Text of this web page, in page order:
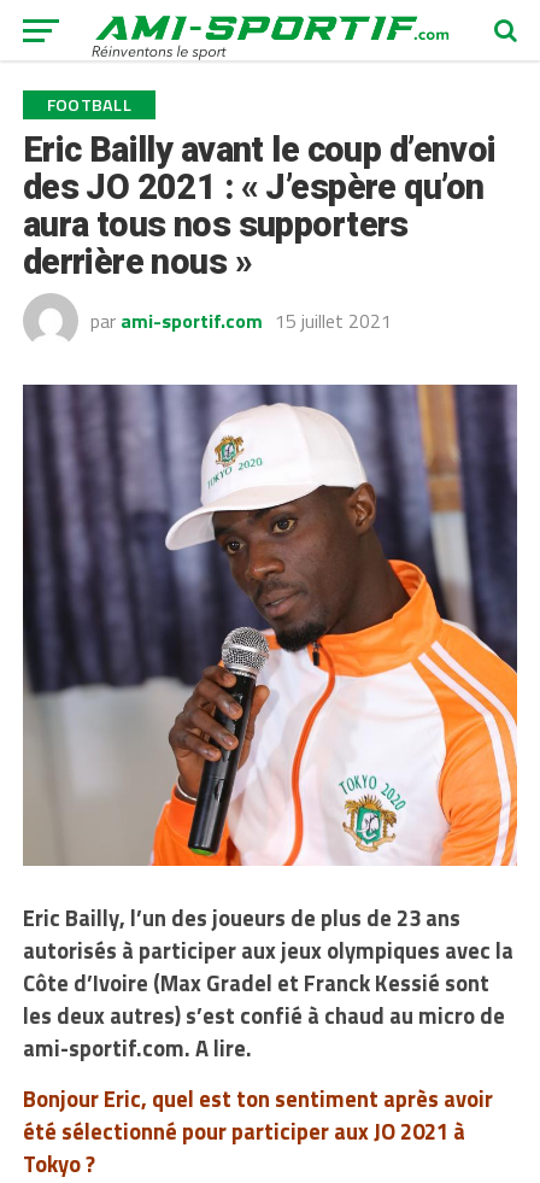
FOOTBALL
Eric Bailly avant le coup d’envoi
des JO 2021 : « J’espère qu’on
aura tous nos supporters
derrière nous »
par ami-sportif.com 15 juillet 2021
Eric Bailly, l’un des joueurs de plus de 23 ans
autorisés à participer aux jeux olympiques avec la
Côte d’Ivoire (Max Gradel et Franck Kessié sont
les deux autres) s’est confié à chaud au micro de
ami-sportif.com. A lire.
Bonjour Eric, quel est ton sentiment après avoir
été sélectionné pour participer aux JO 2021 à
Tokyo ?